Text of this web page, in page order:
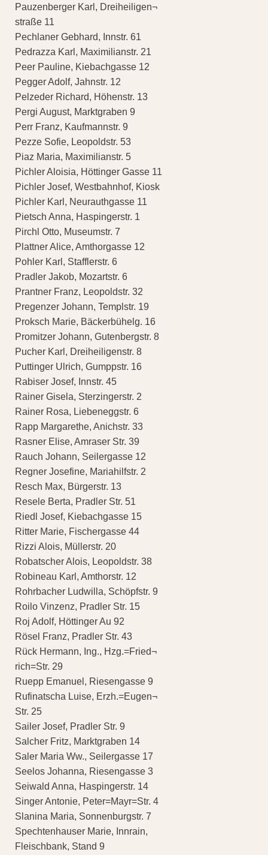
Pauzenberger Karl, Dreiheiligen¬
straße 11
Pechlaner Gebhard, Innstr. 61
Pedrazza Karl, Maximilianstr. 21
Peer Pauline, Kiebachgasse 12
Pegger Adolf, Jahnstr. 12
Pelzeder Richard, Höhenstr. 13
Pergi August, Marktgraben 9
Perr Franz, Kaufmannstr. 9
Pezze Sofie, Leopoldstr. 53
Piaz Maria, Maximilianstr. 5
Pichler Aloisia, Höttinger Gasse 11
Pichler Josef, Westbahnhof, Kiosk
Pichler Karl, Neurauthgasse 11
Pietsch Anna, Haspingerstr. 1
Pirchl Otto, Museumstr. 7
Plattner Alice, Amthorgasse 12
Pohler Karl, Stafflerstr. 6
Pradler Jakob, Mozartstr. 6
Prantner Franz, Leopoldstr. 32
Pregenzer Johann, Templstr. 19
Proksch Marie, Bäckerbühelg. 16
Promitzer Johann, Gutenbergstr. 8
Pucher Karl, Dreiheiligenstr. 8
Puttinger Ulrich, Gumppstr. 16
Rabiser Josef, Innstr. 45
Rainer Gisela, Sterzingerstr. 2
Rainer Rosa, Liebeneggstr. 6
Rapp Margarethe, Anichstr. 33
Rasner Elise, Amraser Str. 39
Rauch Johann, Seilergasse 12
Regner Josefine, Mariahilfstr. 2
Resch Max, Bürgerstr. 13
Resele Berta, Pradler Str. 51
Riedl Josef, Kiebachgasse 15
Ritter Marie, Fischergasse 44
Rizzi Alois, Müllerstr. 20
Robatscher Alois, Leopoldstr. 38
Robineau Karl, Amthorstr. 12
Rohrbacher Ludwilla, Schöpfstr. 9
Roilo Vinzenz, Pradler Str. 15
Roj Adolf, Höttinger Au 92
Rösel Franz, Pradler Str. 43
Rück Hermann, Ing., Hzg.=Fried¬
rich=Str. 29
Ruepp Emanuel, Riesengasse 9
Rufinatscha Luise, Erzh.=Eugen¬
Str. 25
Sailer Josef, Pradler Str. 9
Salcher Fritz, Marktgraben 14
Saler Maria Ww., Seilergasse 17
Seelos Johanna, Riesengasse 3
Seiwald Anna, Haspingerstr. 14
Singer Antonie, Peter=Mayr=Str. 4
Slanina Maria, Sonnenburgstr. 7
Spechtenhauser Marie, Innrain,
Fleischbank, Stand 9